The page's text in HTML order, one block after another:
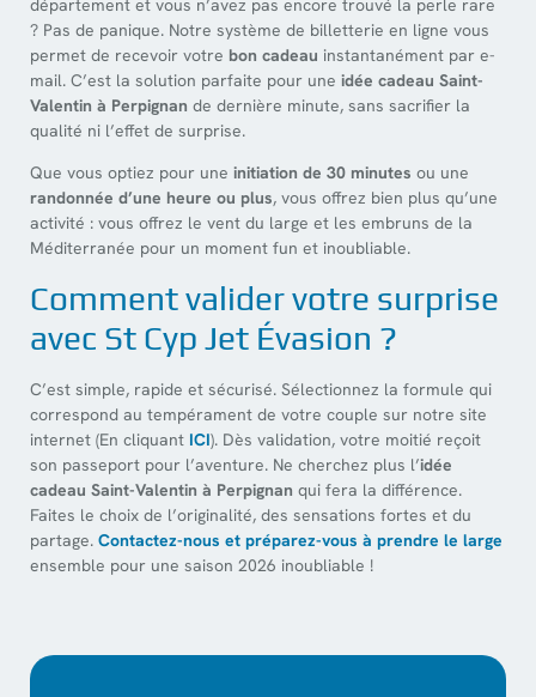
département et vous n’avez pas encore trouvé la perle rare
? Pas de panique. Notre système de billetterie en ligne vous
permet de recevoir votre bon cadeau instantanément par e-
mail. C’est la solution parfaite pour une idée cadeau Saint-
Valentin à Perpignan de dernière minute, sans sacrifier la
qualité ni l’effet de surprise.
Que vous optiez pour une initiation de 30 minutes ou une
randonnée d’une heure ou plus, vous offrez bien plus qu’une
activité : vous offrez le vent du large et les embruns de la
Méditerranée pour un moment fun et inoubliable.
Comment valider votre surprise
avec St Cyp Jet Évasion ?
C’est simple, rapide et sécurisé. Sélectionnez la formule qui
correspond au tempérament de votre couple sur notre site
internet (En cliquant ICI). Dès validation, votre moitié reçoit
son passeport pour l’aventure. Ne cherchez plus l’idée
cadeau Saint-Valentin à Perpignan qui fera la différence.
Faites le choix de l’originalité, des sensations fortes et du
partage. Contactez-nous et préparez-vous à prendre le large
ensemble pour une saison 2026 inoubliable !